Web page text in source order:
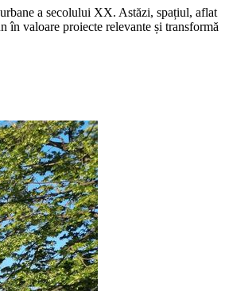
a secolului XX. Astăzi, spațiul, aflat
în valoare proiecte relevante și transformă